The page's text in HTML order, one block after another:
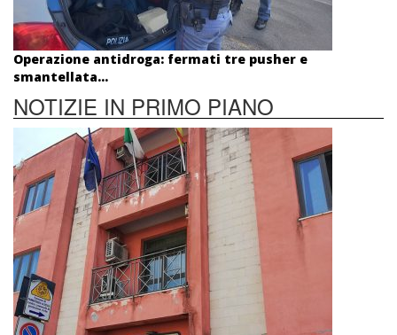
Operazione antidroga: fermati tre pusher e
smantellata...
NOTIZIE IN PRIMO PIANO